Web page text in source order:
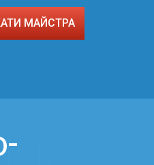
МАЙСТРА